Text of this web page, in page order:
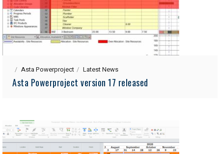
Asta Powerproject Latest News
Asta Powerproject version 17 released